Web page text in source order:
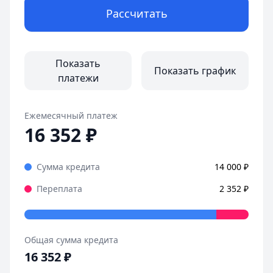
Оформила займ в MoneyMan за пару минут, все
Страницы отзывов:
Рассчитать
Показать
платежи
Показать график
Ежемесячный платеж
16 352₽
Сумма кредита 14 000 ₽
Переплата
2 352 ₽
Общая сумма кредита
16 352₽